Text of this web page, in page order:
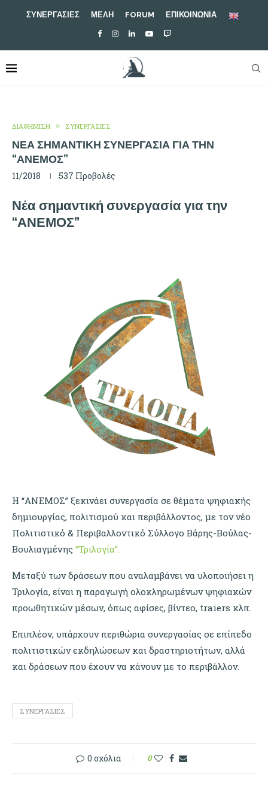
ΣΥΝΕΡΓΑΣΙΕΣ ΜΕΛΗ FORUM ΕΠΙΚΟΙΝΩΝΙΑ
ΔΙΑΦΗΜΙΣΗ ΣΥΝΕΡΓΑΣΙΕΣ
ΝΈΑ ΣΗΜΑΝΤΙΚΉ ΣΥΝΕΡΓΑΣΊΑ ΓΙΑ ΤΗΝ
“ΑΝΕΜΟΣ”
11/2018 537 Προβολές
Νέα σημαντική συνεργασία για την
“ΑΝΕΜΟΣ”
Η “ΑΝΕΜΟΣ” ξεκινάει συνεργασία σε θέματα ψηφιακής
δημιουργίας, πολιτισμού και περιβάλλοντος, με τον νέο
Πολιτιστικό & Περιβαλλοντικό Σύλλογο Βάρης-Βούλας-
Βουλιαγμένης “Τριλογία”.
Μεταξύ των δράσεων που αναλαμβάνει να υλοποιήσει η
Τριλογία, είναι η παραγωγή ολοκληρωμένων ψηφιακών
προωθητικών μέσων, όπως αφίσες, βίντεο, traiers κλπ.
Επιπλέον, υπάρχουν περιθώρια συνεργασίας σε επίπεδο
πολιτιστικών εκδηλώσεων και δραστηριοτήτων, αλλά
και δράσεων που έχουν να κάνουν με το περιβάλλον.
ΣΥΝΕΡΓΑΣΊΕΣ
0 σχόλια 0